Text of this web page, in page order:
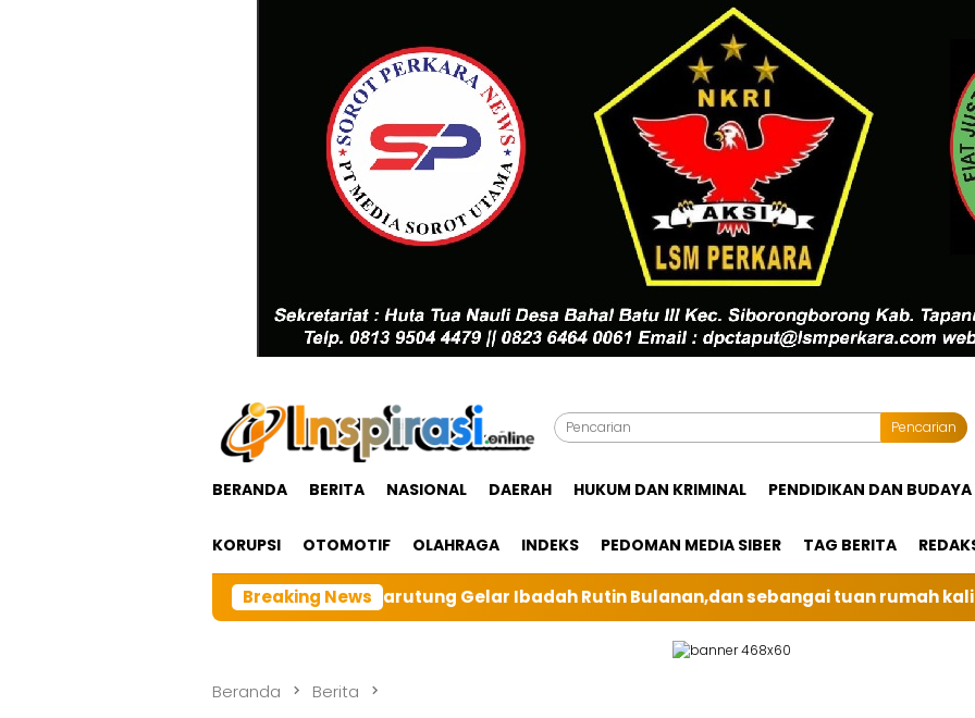
Pencarian
BERANDA BERITA NASIONAL DAERAH HUKUM DAN KRIMINAL PENDIDIKAN DAN BUDAYA
KORUPSI OTOMOTIF OLAHRAGA INDEKS PEDOMAN MEDIA SIBER TAG BERITA
Breaking News
cabangTarutung Gelar Ibadah Rutin Bulanan,dan sebangai tuan rumah kali ini BRI Unit Silindung Tarutung
Beranda Berita